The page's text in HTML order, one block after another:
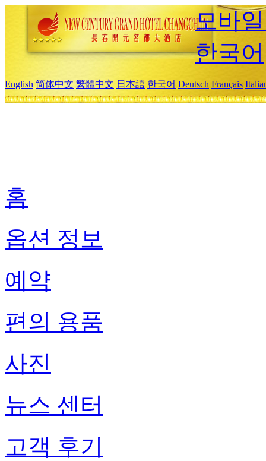
모바
한국어
English 简体中文 繁體中文 日本語 한국어 Deutsch Français
홈
옵션 정보
예약
편의 용품
사진
뉴스 센터
고객 후기